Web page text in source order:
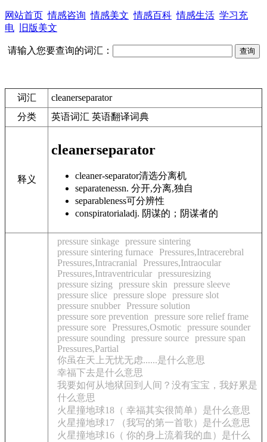
网站首页 情感咨询 情感美文 情感百科 情感生活 学习充
电
旧版美文
请输入您要查询的词汇：
词汇
cleanerseparator
分类
英语词汇 英语翻译词典
释义
cleanerseparator
cleaner-separator清选分离机
separatenessn. 分开,分离,独自
separableness可分辨性
conspiratorialadj. 阴谋的；阴谋者的
pressure sinkage pressure sintering
pressure sintering furnace
Pressures,Intracerebral
Pressures,Intracranial
Pressures,Intraocular
Pressures,Intraventricular pressuresizing
pressure sizing
pressure skin
pressure sleeve
pressure slice pressure slope pressure slot
pressure snubber
Pressure solution
pressure sore prevention
pressure sore relief frame
pressure sore
Pressures,Osmotic pressure sounder
pressure sounding
pressure source pressure span
Pressures,Partial
你虽在天上无忧无虑......是什么意思
幸福下去是什么意思
我要如何从地狱回到人间？没有宝宝，我好累是
什么意思
火星撞地球18（ 幸福其实很简单）是什么意思
火星撞地球17 （我写的第一首歌）是什么意思
火星撞地球16（ 你的身上流着我的血）是什么